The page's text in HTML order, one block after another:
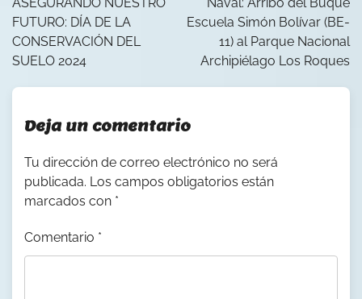
entradas
FUTURO: DÍA DE LA
CONSERVACIÓN DEL
SUELO 2024
Escuela Simón Bolívar (BE-
11) al Parque Nacional
Archipiélago Los Roques
Deja un comentario
Tu dirección de correo electrónico no será
publicada. Los campos obligatorios están
marcados con *
Comentario *